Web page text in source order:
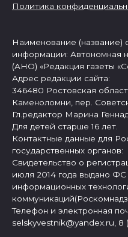
Политика
Наименование (название)
информации: Автономная
(АНО) «Редакция газеты
Адрес редакции сайта:
346480 Ростовская
Каменоломни, пер.
Гл.редактор Марина
Для детей старше 16 лет.
Контактные данные для
государственных органов:
Свидетельство о
июля 2014 года выдано ФС
информационных
Телефон и электронная
selskyvestnik@yandex.ru, 8